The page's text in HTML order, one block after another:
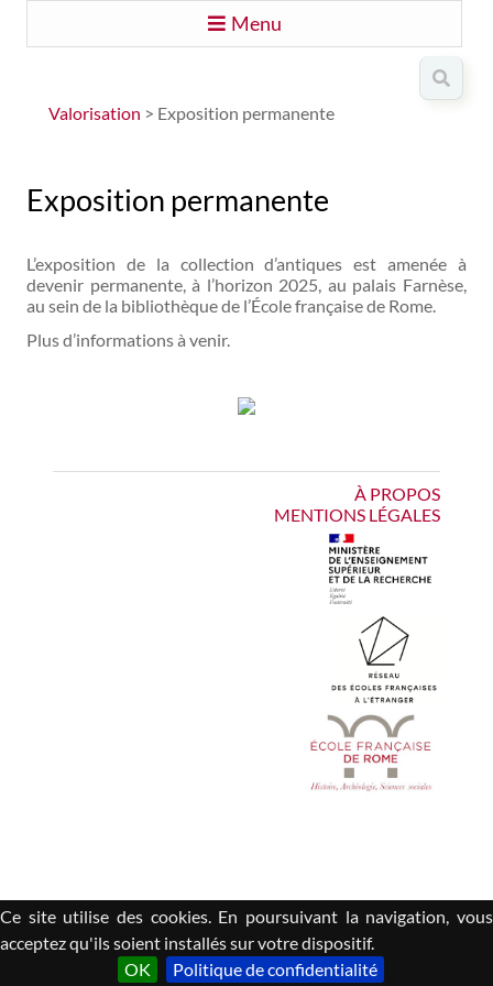
Ce site utilise des cookies. En poursuivant la navigation, vous
acceptez qu'ils soient installés sur votre dispositif.
OK
Politique de confidentialité
Menu
Valorisation > Exposition permanente
Exposition permanente
L’exposition de la collection d’antiques est amenée à
devenir permanente, à l’horizon 2025, au palais Farnèse,
au sein de la bibliothèque de l’École française de Rome.
Plus d’informations à venir.
À PROPOS
MENTIONS LÉGALES